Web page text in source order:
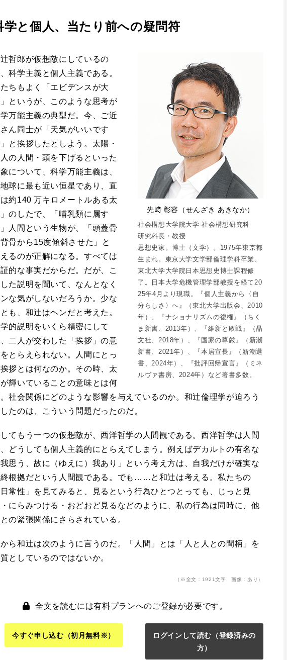
学と個人、当たり前への疑問符
先﨑 彰容（せんざき あきなか）
社会構想大学院大学 社会構想研究科
研究科長・教授
思想史家。博士（文学）。1975年東京都
生まれ。東京大学文学部倫理学科卒業、
東北大学大学院日本思想史博士課程修
了。日本大学危機管理学部教授を経て20
25年4月より現職。『個人主義から〈自
分らしさ〉へ』（東北大学出版会、2010
年）、『ナショナリズムの復権』（ちく
ま新書、2013年）、『維新と敗戦』（晶
文社、2018年）、『国家の尊厳』（新潮
新書、2021年）、『本居宣長』（新潮選
書、2024年）、『批評回帰宣言』（ミネ
ルヴァ書房、2024年）など著書多数。
哲郎が仮想敵にしているの
科学主義と個人主義である。
ちもよく「エビデンスが大
というが、このような思考が
万能主義の典型だ。今、ご近
ん同士が「天気がいいです
と挨拶したとしよう。太陽・
の人間・頭を下げるといった
について、科学万能主義は、
地球に最も近い恒星であり、直
約140 万キロメートルある太
のしたで、「哺乳類に属す
人間という生物が、「頭蓋骨
骨から15度傾斜させた」と
るのが正解になる。すべては
的な事実だからだ。だが、こ
した説明を聞いて、なんとなく
な気がしないだろうか。少な
とも、和辻はヘンだと考えた。
的説明をいくら精密にして
、二人が交わした「挨拶」の意
とらえられない。人間にとっ
拶とは何なのか。その時、太
輝いていることの意味とは何
社会関係にどのような影響を与えているのか。和辻倫理学が迫ろう
たのは、こういう問題だったのだ。
てもう一つの仮想敵が、西洋哲学の人間観である。西洋哲学は人間
どうしても個人主義的にとらえてしまう。例えばデカルトの有名な
我思う、故に（ゆえに）我あり」という考え方は、自我だけが確実な
根拠だという人間観である。でも……と和辻は考える。私たちの
日常性」を見てみると、見るという行為ひとつとっても、じっと見
にらみつける・おどおど見るなどのように、私の行為は同時に、他
との緊張関係にさらされている。
ら和辻は次のように言うのだ。「人間」とは「人と人との間柄」を
としているのではないか。
（※全文：1921文字 画像：あり）
全文を読むには有料プランへのご登録が必要です。
今すぐ申し込む （初月無料※） ログインして読む （登録済みの
方）